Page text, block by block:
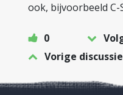
ook, bijvoorbeeld C-
0
Vorige discussie